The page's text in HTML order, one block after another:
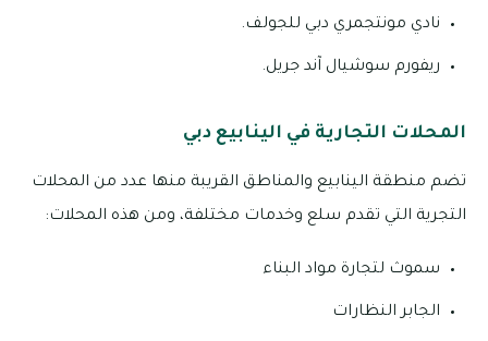
نادي مونتجمري دبي للجولف.
ريفورم سوشيال آند جريل.
المحلات التجارية في الينابيع دبي
تضم منطقة الينابيع والمناطق القريبة منها عدد من المحلات
التجرية التي تقدم سلع وخدمات مختلفة، ومن هذه المحلات:
سموث لتجارة مواد البناء
الجابر النظارات